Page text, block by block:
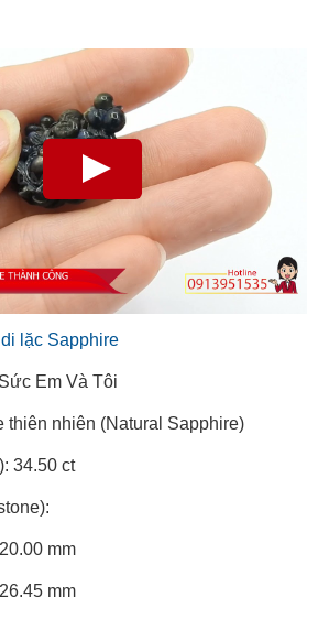
lặc Sapphire
Em Và Tôi
thiên nhiên (Natural Sapphire)
34.50 ct
mm
mm